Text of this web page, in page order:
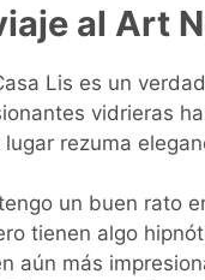
al Art
Lis es un
vidrieras
rezuma
un buen rato
tienen algo
aún más